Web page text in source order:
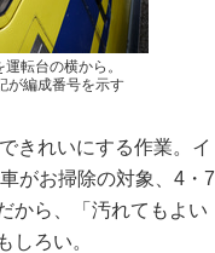
転台の横から。
が編成番号を示す
きれいにする作業。イ
がお掃除の対象、4・7
から、「汚れてもよい
しろい。